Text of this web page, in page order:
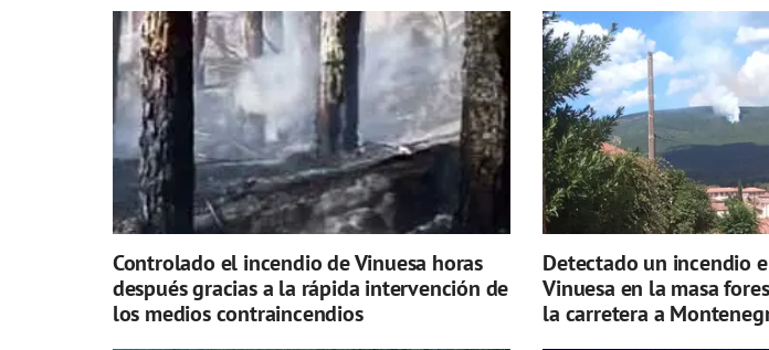
Controlado el incendio de Vinuesa horas
después gracias a la rápida intervención de
los medios contraincendios
Detectado un incendio
Vinuesa en la masa
la carretera a